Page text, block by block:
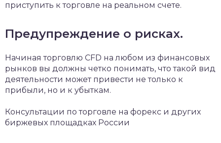
приступить к торговле на реальном счете.
Предупреждение о рисках.
Начиная торговлю CFD на любом из финансовых
рынков вы должны четко понимать, что такой вид
деятельности может привести не только к
прибыли, но и к убыткам.
Консультации по торговле на форекс и других
биржевых площадках России